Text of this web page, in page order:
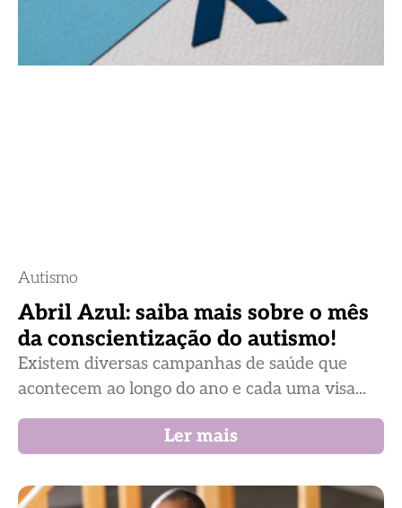
Autismo
Abril Azul: saiba mais sobre o mês
da conscientização do autismo!
Existem diversas campanhas de saúde que
acontecem ao longo do ano e cada uma visa...
Ler mais